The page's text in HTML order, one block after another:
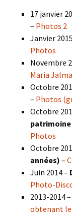
17 janvier
– Photos 2
Janvier
Photos
Novembre
Maria
Octobre
– Photos
Octobre
Photos
Octobre
années) –
Juin 2014 –
Photo-
2013-2014 –
obtenant le